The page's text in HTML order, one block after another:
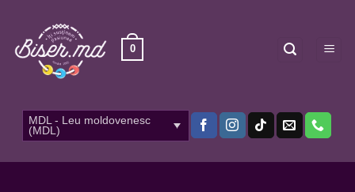
content
0
MDL - Leu moldovenesc
(MDL)